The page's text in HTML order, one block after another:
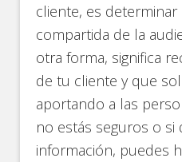
cliente, es
compartida de la
otra forma, significa
de tu cliente y que
aportando a las
no estás seguros o si
información, puedes